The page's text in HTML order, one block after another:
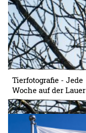
Tierfotografie - Jede
Woche auf der Lauer